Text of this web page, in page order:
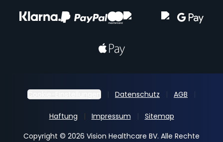
Cookie-Einstellungen Datenschutz AGB
Haftung Impressum
Sitemap
Copyright © 2026 Vision Healthcare BV. Alle Rechte